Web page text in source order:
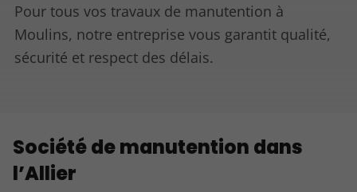
Pour tous vos travaux de manutention à
Moulins, notre entreprise vous garantit qualité,
sécurité et respect des délais.
Société de manutention dans
l’Allier